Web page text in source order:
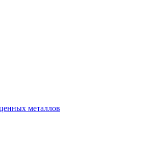
металлов